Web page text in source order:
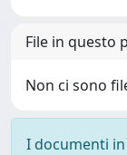
File in questo
Non ci sono
I documenti